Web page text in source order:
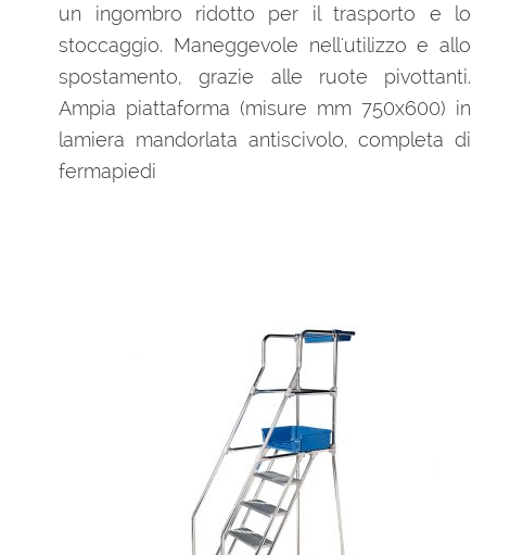
un ingombro ridotto per il trasporto e lo
stoccaggio. Maneggevole nell'utilizzo e allo
spostamento, grazie alle ruote pivottanti.
Ampia piattaforma (misure mm 750x600) in
lamiera mandorlata antiscivolo, completa di
fermapiedi